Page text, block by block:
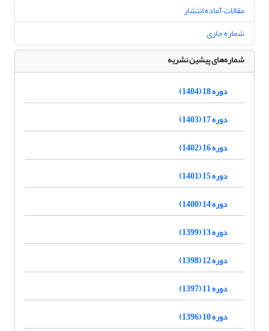
مقالات آماده انتشار
شماره جاری
شماره‌های پیشین نشریه
دوره 18 (1404)
دوره 17 (1403)
دوره 16 (1402)
دوره 15 (1401)
دوره 14 (1400)
دوره 13 (1399)
دوره 12 (1398)
دوره 11 (1397)
دوره 10 (1396)